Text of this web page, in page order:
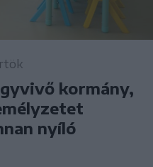
kormány,
nyíló